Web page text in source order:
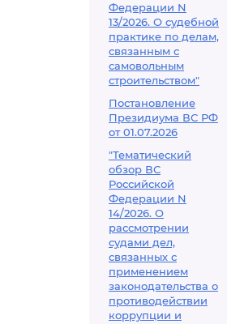
Федерации N
13/2026. О судебной
практике по делам,
связанным с
самовольным
строительством"
Постановление
Президиума ВС РФ
от 01.07.2026
"Тематический
обзор ВС
Российской
Федерации N
14/2026. О
рассмотрении
судами дел,
связанных с
применением
законодательства о
противодействии
коррупции и